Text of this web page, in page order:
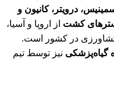
درویتر، کانیون و
کشت از اروپا و آسیا،
کشاورزی در کشور است.
گیاه‌پزشکی نیز توسط تیم